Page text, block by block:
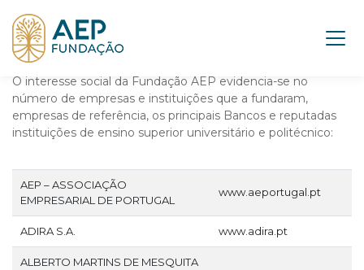
O interesse social da Fundação AEP evidencia-se no
número de empresas e instituições que a fundaram,
empresas de referência, os principais Bancos e reputadas
instituições de ensino superior universitário e politécnico:
AEP – ASSOCIAÇÃO
EMPRESARIAL DE PORTUGAL
www.aeportugal.pt
ADIRA S.A. www.adira.pt
ALBERTO MARTINS DE MESQUITA